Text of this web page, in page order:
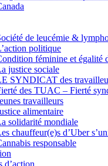
de leucémie &
politique
féminine et égalité
justice sociale
SYNDICAT des
des TUAC – Fierté
travailleurs
alimentaire
solidarité mondiale
chauffeur(e)s d’Uber
responsable
d’action